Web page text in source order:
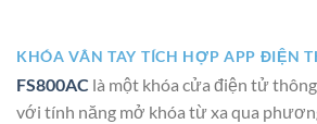
KHÓA VÂN TAY TÍCH HỢP APP ĐIỆN
FS800AC là một khóa cửa điện tử thông
với tính năng mở khóa từ xa qua